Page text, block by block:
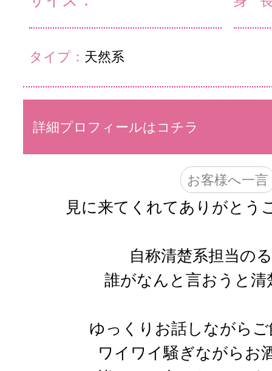
タイプ： 天然系
詳細プロフィールはコチラ
お客様へ一言
見に来てくれてありがとう
自称清楚系担当のる
誰がなんと言おうと清
ゆっくりお話しながら
ワイワイ騒ぎながらお